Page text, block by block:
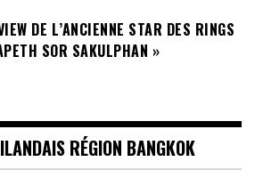
DE L’ANCIENNE STAR DES RINGS
SOR SAKULPHAN »
RÉGION BANGKOK